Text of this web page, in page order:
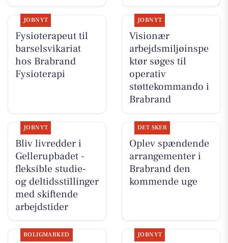
JOBNYT
Fysioterapeut til
barselsvikariat
hos Brabrand
Fysioterapi
JOBNYT
Visionær
arbejdsmiljøinspe
ktør søges til
operativ
støttekommando i
Brabrand
JOBNYT
Bliv livredder i
Gellerupbadet -
fleksible studie-
og deltidsstillinger
med skiftende
arbejdstider
DET SKER
Oplev spændende
arrangementer i
Brabrand den
kommende uge
BOLIGMARKED JOBNYT